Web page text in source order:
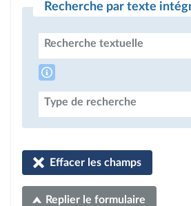
Recherche par texte
Recherche textuelle
Type de recherche
Effacer les champs
Replier le formulaire